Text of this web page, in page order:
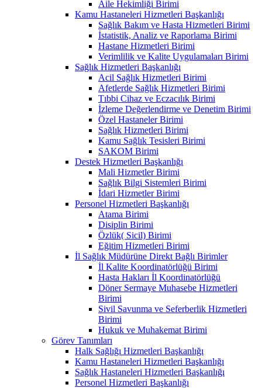
Aile Hekimliği Birimi
Kamu Hastaneleri Hizmetleri Başkanlığı
Sağlık Bakım ve Hasta Hizmetleri Birimi
İstatistik, Analiz ve Raporlama Birimi
Hastane Hizmetleri Birimi
Verimlilik ve Kalite Uygulamaları Birimi
Sağlık Hizmetleri Başkanlığı
Acil Sağlık Hizmetleri Birimi
Afetlerde Sağlık Hizmetleri Birimi
Tıbbi Cihaz ve Eczacılık Birimi
İzleme Değerlendirme ve Denetim Birimi
Özel Hastaneler Birimi
Sağlık Hizmetleri Birimi
Kamu Sağlık Tesisleri Birimi
SAKOM Birimi
Destek Hizmetleri Başkanlığı
Mali Hizmetler Birimi
Sağlık Bilgi Sistemleri Birimi
İdari Hizmetler Birimi
Personel Hizmetleri Başkanlığı
Atama Birimi
Disiplin Birimi
Özlük( Sicil) Birimi
Eğitim Hizmetleri Birimi
İl Sağlık Müdürüne Direkt Bağlı Birimler
İl Kalite Koordinatörlüğü Birimi
Hasta Hakları İl Koordinatörlüğü
Döner Sermaye Muhasebe Hizmetleri
Birimi
Sivil Savunma ve Seferberlik Hizmetleri
Birimi
Hukuk ve Muhakemat Birimi
Görev Tanımları
Halk Sağlığı Hizmetleri Başkanlığı
Kamu Hastaneleri Hizmetleri Başkanlığı
Sağlık Hastaneleri Hizmetleri Başkanlığı
Personel Hizmetleri Başkanlığı